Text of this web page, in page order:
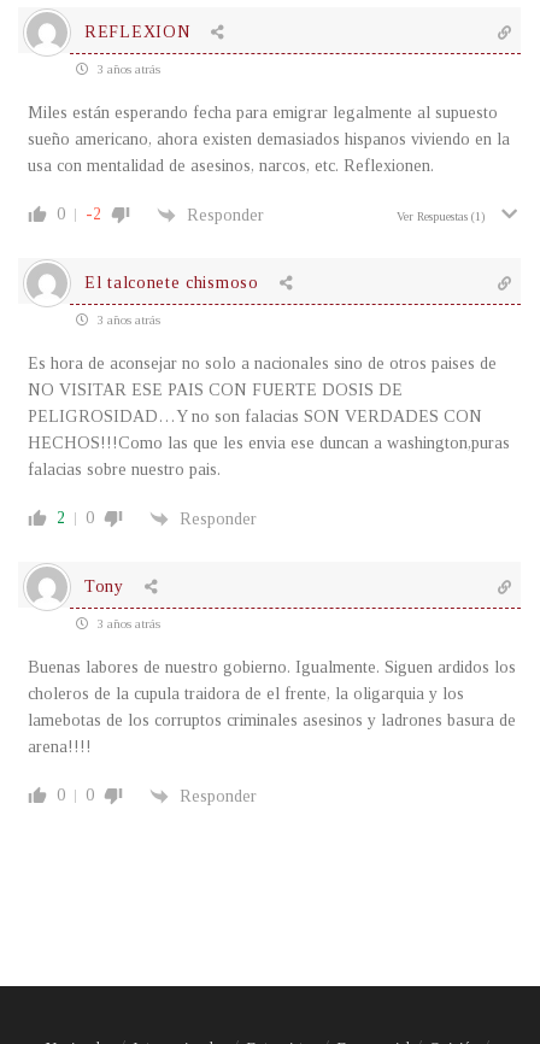
REFLEXION
3 años atrás
Miles están esperando fecha para emigrar legalmente al supuesto
sueño americano, ahora existen demasiados hispanos viviendo en la
usa con mentalidad de asesinos, narcos, etc. Reflexionen.
0 -2 Responder Ver Respuestas (1)
El talconete chismoso
3 años atrás
Es hora de aconsejar no solo a nacionales sino de otros paises de
NO VISITAR ESE PAIS CON FUERTE DOSIS DE
PELIGROSIDAD…Y no son falacias SON VERDADES CON
HECHOS!!!Como las que les envia ese duncan a washington,puras
falacias sobre nuestro pais.
2 0 Responder
Tony
3 años atrás
Buenas labores de nuestro gobierno. Igualmente. Siguen ardidos los
choleros de la cupula traidora de el frente, la oligarquia y los
lamebotas de los corruptos criminales asesinos y ladrones basura de
arena!!!!
0 0 Responder